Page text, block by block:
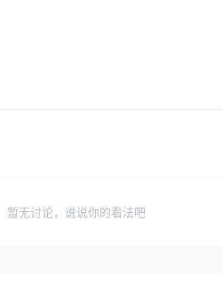
暂无讨论，说说你的看法吧